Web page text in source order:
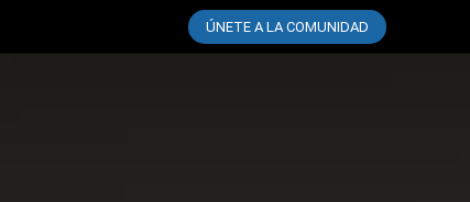
ÚNETE A LA COMUNIDAD